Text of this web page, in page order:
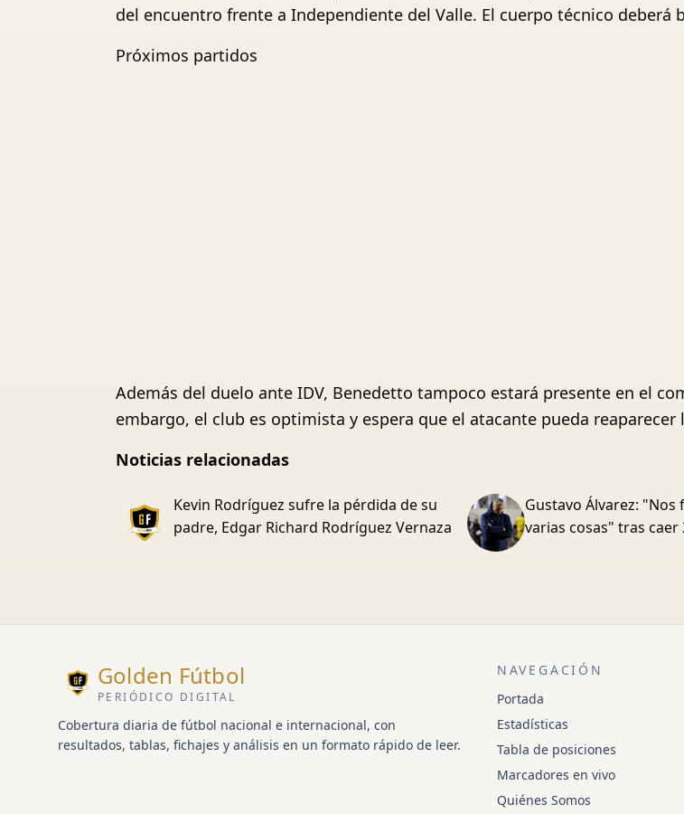
del encuentro frente a Independiente del Valle. El cuerpo técnico
Próximos partidos
Además del duelo ante IDV, Benedetto tampoco estará presente en el
embargo, el club es optimista y espera que el atacante pueda
Noticias relacionadas
Kevin Rodríguez sufre la pérdida de su
padre, Edgar Richard Rodríguez Vernaza
Gustavo Álvarez: "Nos
varias cosas" tras caer
Golden Fútbol
PERIÓDICO DIGITAL
Cobertura diaria de fútbol nacional e internacional, con
resultados, tablas, fichajes y análisis en un formato rápido de leer.
NAVEGACIÓN
Portada
Estadísticas
Tabla de posiciones
Marcadores en vivo
Quiénes Somos